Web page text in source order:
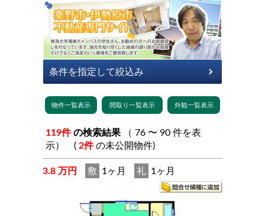
119件 の検索結果
示） ( 2件 の未公開物件)
3.8 万円 敷 1ヶ月 礼 1ヶ月